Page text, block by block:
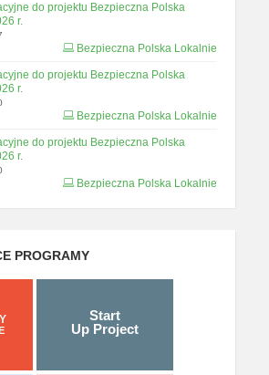
do projektu Bezpieczna Polska
r.
Bezpieczna Polska Lokalnie
do projektu Bezpieczna Polska
r.
Bezpieczna Polska Lokalnie
do projektu Bezpieczna Polska
r.
Bezpieczna Polska Lokalnie
PROGRAMY
Start
Up Project